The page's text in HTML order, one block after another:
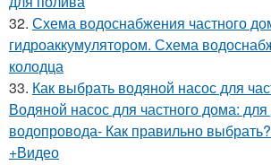
32. Схема водоснабжения частного
гидроаккумулятором. Схема
колодца
33. Как выбрать водяной насос для
Водяной насос для частного дома:
водопровода- Как правильно
+Видео